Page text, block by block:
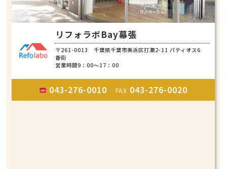
リフォラボBay幕張
〒261-0013 千葉県千葉市美浜区打瀬2-11 パティオス6
番街
営業時間9：00～17：00
043-276-0010FAX 043-276-0020